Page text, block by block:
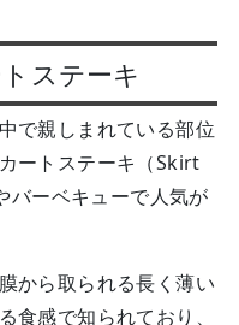
ステーキ
で親しまれている部位
ートステーキ（Skirt
バーベキューで人気が
から取られる長く薄い
食感で知られており、